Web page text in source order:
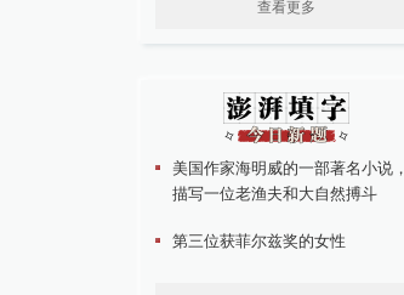
查看更多
美国作家海明威的一部著名小说，
描写一位老渔夫和大自然搏斗
第三位获菲尔兹奖的女性